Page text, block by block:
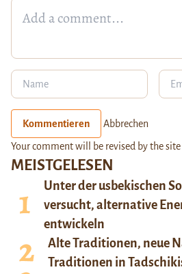
MEISTGELESEN
Unter der usbekischen
versucht, alternative
entwickeln
Alte Traditionen, neue
Traditionen in
Kommentieren Abbrechen
Your comment will be revised by the site